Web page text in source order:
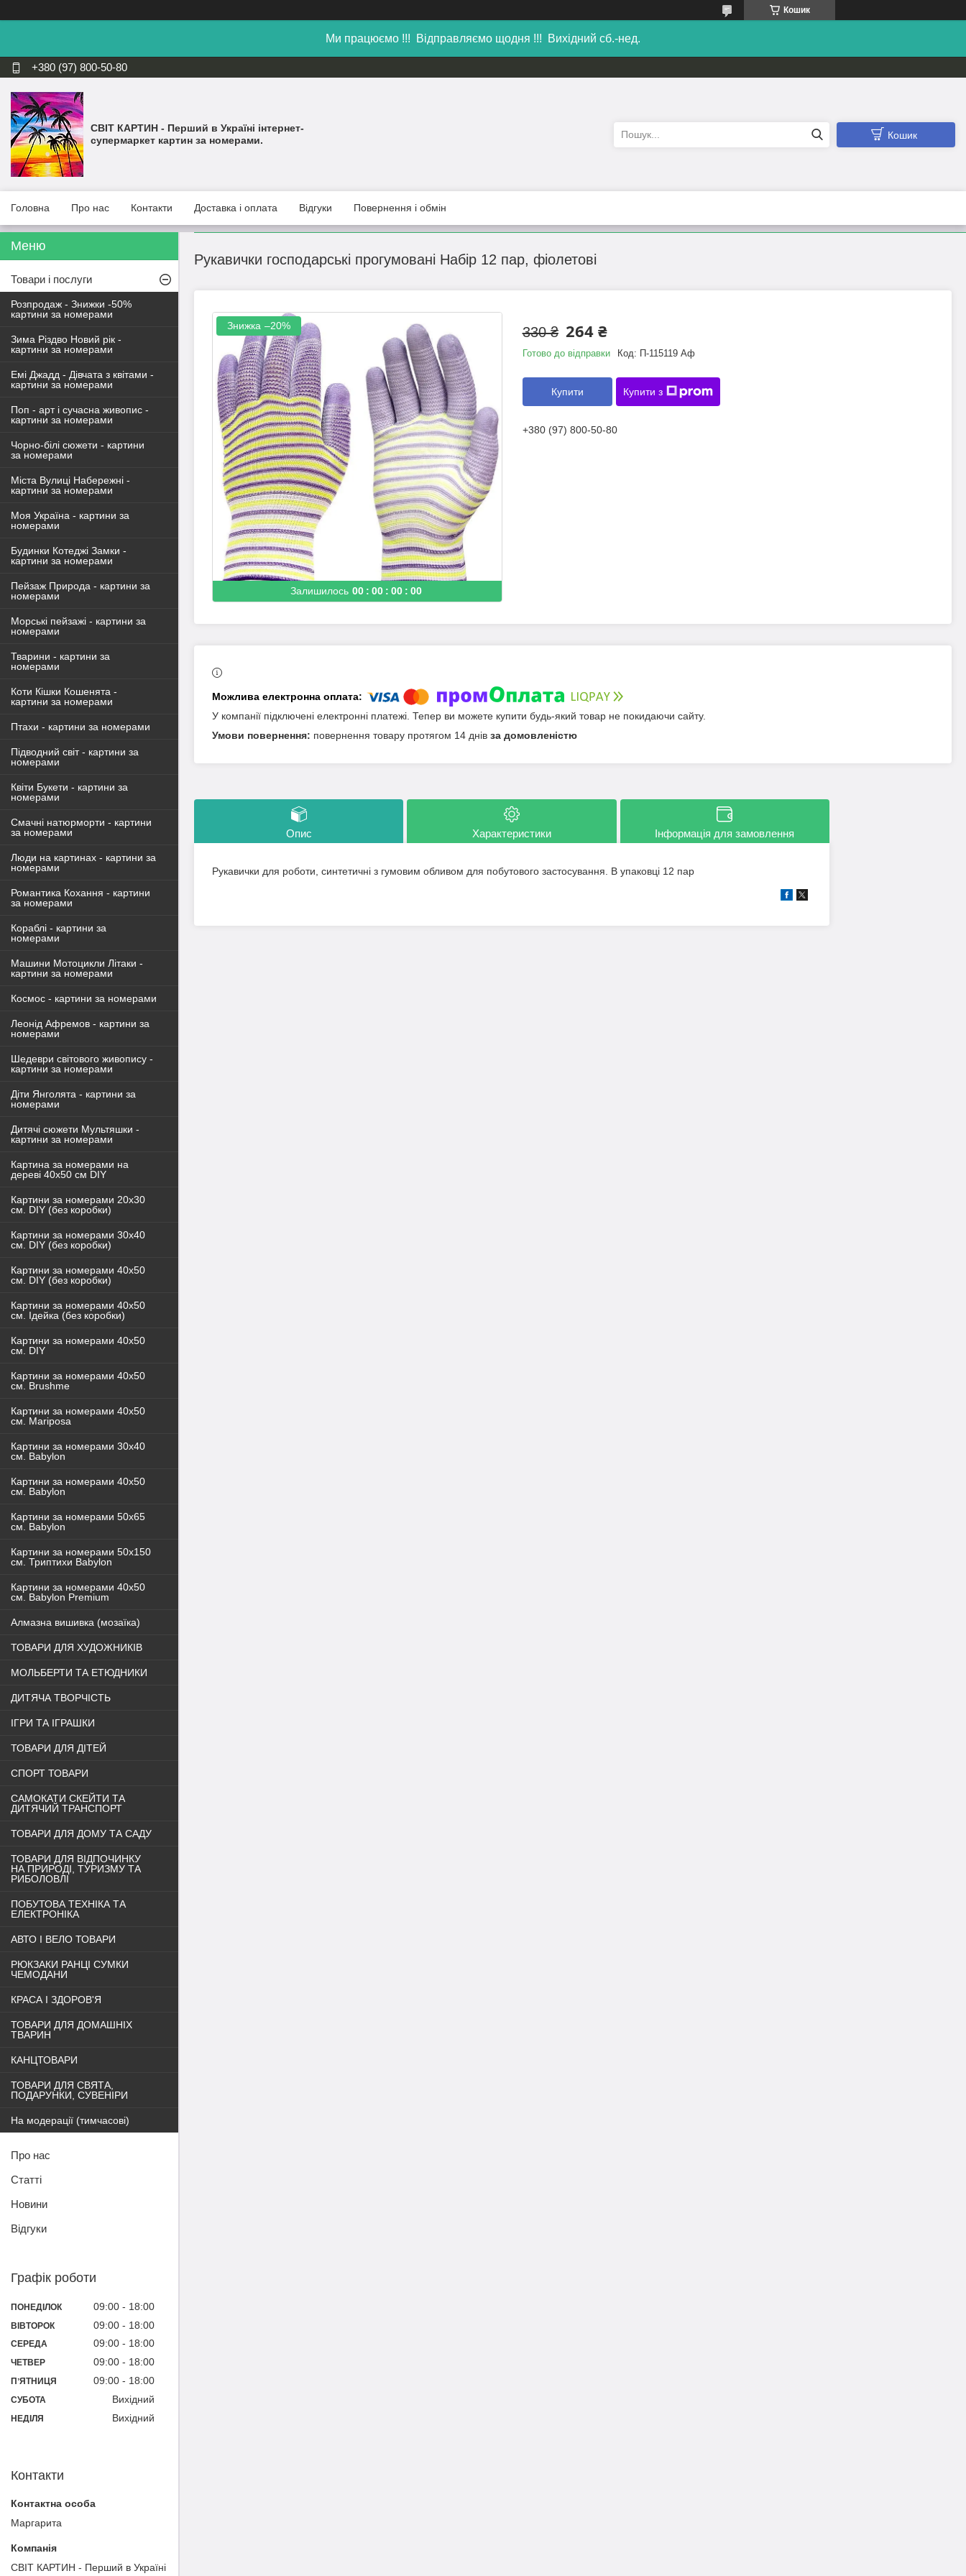
Кошик
Ми працюємо !!! Відправляємо щодня !!! Вихідний сб.-нед.
+380 (97) 800-50-80
СВІТ КАРТИН - Перший в Україні інтернет-
супермаркет картин за номерами.
Кошик
Головна Про нас Контакти Доставка і оплата Відгуки Повернення і обмін
Рукавички господарські прогумовані Набір 12 пар, фіолетові
Залишилось 00 00 00 00
–20% 330 ₴ 264 ₴
Готово до відправки Код: П-115119 Аф
Купити Купити з
+380 (97) 800-50-80
У компанії підключені електронні платежі. Тепер ви можете купити будь-який товар не покидаючи сайту.
повернення товару протягом 14 днів за домовленістю
Опис Характеристики Інформація для замовлення
Рукавички для роботи, синтетичні з гумовим обливом для побутового застосування. В упаковці 12 пар
Товари і послуги
Розпродаж - Знижки -50%
картини за номерами
Зима Різдво Новий рік -
картини за номерами
Емі Джадд - Дівчата з квітами -
картини за номерами
Поп - арт і сучасна живопис -
картини за номерами
Чорно-білі сюжети - картини
за номерами
Міста Вулиці Набережні -
картини за номерами
Моя Україна - картини за
номерами
Будинки Котеджі Замки -
картини за номерами
Пейзаж Природа - картини за
номерами
Морські пейзажі - картини за
номерами
Тварини - картини за
номерами
Коти Кішки Кошенята -
картини за номерами
Птахи - картини за номерами
Підводний світ - картини за
номерами
Квіти Букети - картини за
номерами
Смачні натюрморти - картини
за номерами
Люди на картинах - картини за
номерами
Романтика Кохання - картини
за номерами
Кораблі - картини за
номерами
Машини Мотоцикли Літаки -
картини за номерами
Космос - картини за номерами
Леонід Афремов - картини за
номерами
Шедеври світового живопису -
картини за номерами
Діти Янголята - картини за
номерами
Дитячі сюжети Мультяшки -
картини за номерами
Картина за номерами на
дереві 40х50 см DIY
Картини за номерами 20х30
см. DIY (без коробки)
Картини за номерами 30х40
см. DIY (без коробки)
Картини за номерами 40х50
см. DIY (без коробки)
Картини за номерами 40x50
см. Ідейка (без коробки)
Картини за номерами 40х50
см. DIY
Картини за номерами 40х50
см. Brushme
Картини за номерами 40х50
см. Mariposa
Картини за номерами 30х40
см. Babylon
Картини за номерами 40х50
см. Babylon
Картини за номерами 50х65
см. Babylon
Картини за номерами 50х150
см. Триптихи Babylon
Картини за номерами 40х50
см. Babylon Premium
Алмазна вишивка (мозаїка)
ТОВАРИ ДЛЯ ХУДОЖНИКІВ
МОЛЬБЕРТИ ТА ЕТЮДНИКИ
ДИТЯЧА ТВОРЧІСТЬ
ІГРИ ТА ІГРАШКИ
ТОВАРИ ДЛЯ ДІТЕЙ
СПОРТ ТОВАРИ
САМОКАТИ СКЕЙТИ ТА
ДИТЯЧИЙ ТРАНСПОРТ
ТОВАРИ ДЛЯ ДОМУ ТА САДУ
ТОВАРИ ДЛЯ ВІДПОЧИНКУ
НА ПРИРОДІ, ТУРИЗМУ ТА
РИБОЛОВЛІ
ПОБУТОВА ТЕХНІКА ТА
ЕЛЕКТРОНІКА
АВТО І ВЕЛО ТОВАРИ
РЮКЗАКИ РАНЦІ СУМКИ
ЧЕМОДАНИ
КРАСА І ЗДОРОВ'Я
ТОВАРИ ДЛЯ ДОМАШНІХ
ТВАРИН
КАНЦТОВАРИ
ТОВАРИ ДЛЯ СВЯТА,
ПОДАРУНКИ, СУВЕНІРИ
На модерації (тимчасові)
Про нас
Статті
Новини
Відгуки
Графік роботи
ПОНЕДІЛОК 09:00 18:00
ВІВТОРОК 09:00 18:00
СЕРЕДА 09:00 18:00
ЧЕТВЕР 09:00 18:00
ПʼЯТНИЦЯ 09:00 18:00
СУБОТА Вихідний
НЕДІЛЯ Вихідний
Контакти
Маргарита
СВІТ КАРТИН - Перший в Україні